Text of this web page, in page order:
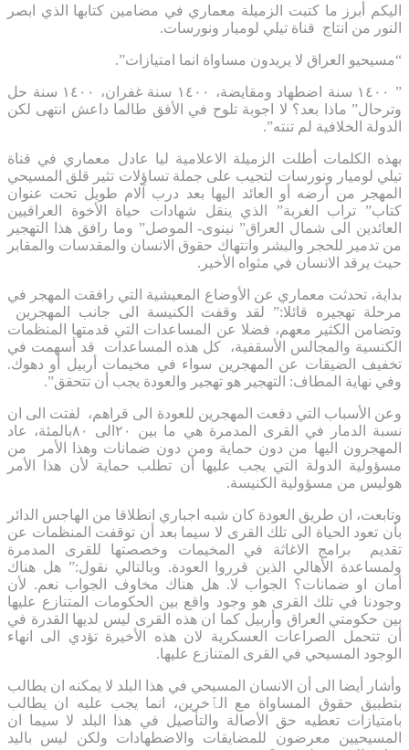
اليكم أبرز ما كتبت الزميلة معماري في مضامين كتابها الذي ابصر
النور من انتاج قناة تيلي لوميار ونورسات.
“مسيحيو العراق لا يريدون مساواة انما امتيازات”.
” ١٤٠٠ سنة اضطهاد ومقايضة، ١٤٠٠ سنة غفران، ١٤٠٠ سنة حل
وترحال” ماذا بعد؟ لا اجوبة تلوح في الأفق طالما داعش انتهى لكن
الدولة الخلافية لم تنته”.
بهذه الكلمات أطلت الزميلة الاعلامية ليا عادل معماري في قناة
تيلي لوميار ونورسات لتجيب على جملة تساؤلات تثير قلق المسيحي
المهجر من أرضه أو العائد اليها بعد درب آلام طويل تحت عنوان
كتاب” تراب الغربة” الذي ينقل شهادات حياة الأخوة العراقيين
العائدين الى شمال العراق” نينوى- الموصل” وما رافق هذا التهجير
من تدمير للحجر والبشر وانتهاك حقوق الانسان والمقدسات والمقابر
حيث يرقد الانسان في مثواه الأخير.
بداية، تحدثت معماري عن الأوضاع المعيشية التي رافقت المهجر في
مرحلة تهجيره قائلا:” لقد وقفت الكنيسة الى جانب المهجرين
وتضامن الكثير معهم، فضلا عن المساعدات التي قدمتها المنظمات
الكنسية والمجالس الأسقفية، كل هذه المساعدات قد أسهمت في
تخفيف الضيقات عن المهجرين سواء في مخيمات أربيل أو دهوك.
وفي نهاية المطاف: التهجير هو تهجير والعودة يجب أن تتحقق”.
وعن الأسباب التي دفعت المهجرين للعودة الى قراهم، لفتت الى ان
نسبة الدمار في القرى المدمرة هي ما بين ٢٠الى ٨٠بالمئة، عاد
المهجرون اليها من دون حماية ومن دون ضمانات وهذا الأمر من
مسؤولية الدولة التي يجب عليها أن تطلب حماية لأن هذا الأمر
هوليس من مسؤولية الكنيسة.
وتابعت، ان طريق العودة كان شبه اجباري انطلاقا من الهاجس الدائر
بأن تعود الحياة الى تلك القرى لا سيما بعد أن توقفت المنظمات عن
تقديم برامج الاغاثة في المخيمات وخصصتها للقرى المدمرة
ولمساعدة الأهالي الذين قرروا العودة. وبالتالي نقول:” هل هناك
أمان او ضمانات؟ الجواب لا. هل هناك مخاوف الجواب نعم. لأن
وجودنا في تلك القرى هو وجود واقع بين الحكومات المتنازع عليها
بين حكومتي العراق وأربيل كما ان هذه القرى ليس لديها القدرة في
أن تتحمل الصراعات العسكرية لان هذه الأخيرة تؤدي الى انهاء
الوجود المسيحي في القرى المتنازع عليها.
وأشار أيضا الى أن الانسان المسيحي في هذا البلد لا يمكنه ان يطالب
بتطبيق حقوق المساواة مع الٱخرين، انما يجب عليه ان يطالب
بامتيازات تعطيه حق الأصالة والتأصيل في هذا البلد لا سيما ان
المسيحيين معرضون للمضايقات والاضطهادات ولكن ليس باليد